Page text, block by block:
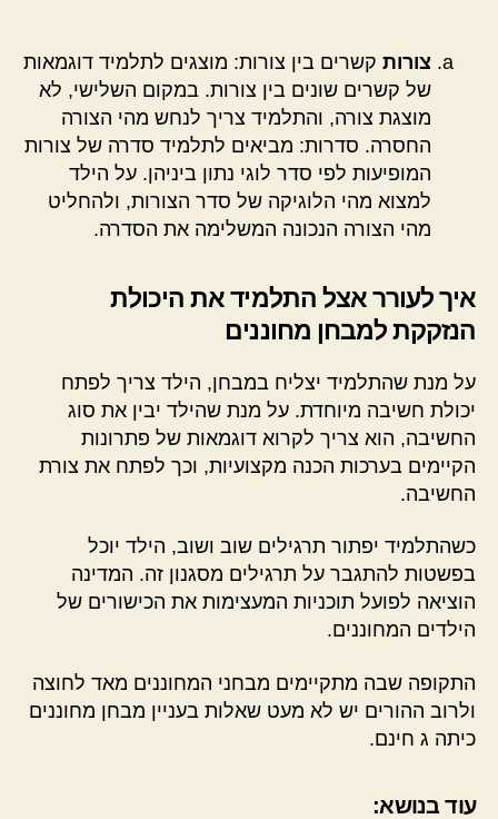
צורות קשרים בין צורות: מוצגים לתלמיד דוגמאות
של קשרים שונים בין צורות. במקום השלישי, לא
מוצגת צורה, והתלמיד צריך לנחש מהי הצורה
החסרה. סדרות: מביאים לתלמיד סדרה של צורות
המופיעות לפי סדר לוגי נתון ביניהן. על הילד
למצוא מהי הלוגיקה של סדר הצורות, ולהחליט
מהי הצורה הנכונה המשלימה את הסדרה.
איך לעורר אצל התלמיד את היכולת
הנזקקת למבחן מחוננים
על מנת שהתלמיד יצליח במבחן, הילד צריך לפתח
יכולת חשיבה מיוחדת. על מנת שהילד יבין את סוג
החשיבה, הוא צריך לקרוא דוגמאות של פתרונות
הקיימים בערכות הכנה מקצועיות, וכך לפתח את צורת
החשיבה.
כשהתלמיד יפתור תרגילים שוב ושוב, הילד יוכל
בפשטות להתגבר על תרגילים מסגנון זה. המדינה
הוציאה לפועל תוכניות המעצימות את הכישורים של
הילדים המחוננים.
התקופה שבה מתקיימים מבחני המחוננים מאד לחוצה
ולרוב ההורים יש לא מעט שאלות בעניין מבחן מחוננים
כיתה ג חינם.
עוד בנושא: